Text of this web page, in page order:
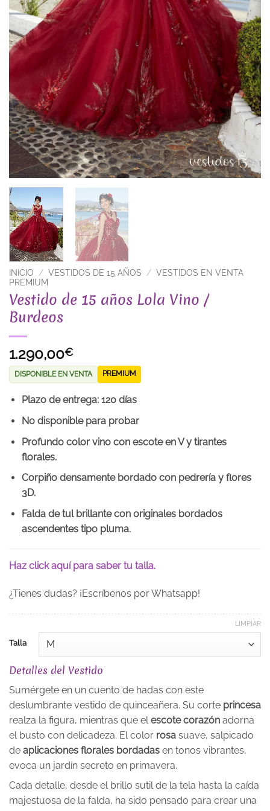
INICIO / VESTIDOS DE 15 AÑOS / VESTIDOS EN VENTA
PREMIUM
Vestido de 15 años Lola Vino /
Burdeos
1.290,00€
DISPONIBLE EN VENTA PREMIUM
Plazo de entrega: 120 días
No disponible para probar
Profundo color vino con escote en V y tirantes
florales.
Corpiño densamente bordado con pedrería y flores
3D.
Falda de tul brillante con originales bordados
ascendentes tipo pluma.
Haz click aquí para saber tu talla.
¿Tienes dudas? ¡Escríbenos por Whatsapp!
Talla
LIMPIAR
Detalles del Vestido
Sumérgete en un cuento de hadas con este
deslumbrante vestido de quinceañera. Su corte princesa
realza la figura, mientras que elescote corazón adorna
el busto con delicadeza. El color rosa suave, salpicado
de aplicaciones florales bordadas en tonos vibrantes,
evoca un jardín secreto en primavera.
Cada detalle, desde el brillo sutil de la tela hasta la caída
majestuosa de la falda, ha sido pensado para crear una